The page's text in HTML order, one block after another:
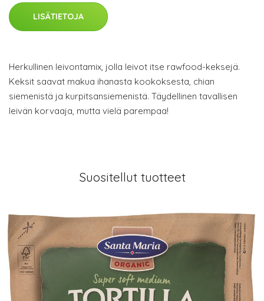
LISÄTIETOJA
Herkullinen leivontamix, jolla leivot itse rawfood-keksejä.
Keksit saavat makua ihanasta kookoksesta, chian
siemenistä ja kurpitsansiemenistä. Täydellinen tavallisen
leivän korvaaja, mutta vielä parempaa!
Suositellut tuotteet